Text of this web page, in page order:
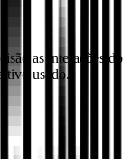
as interações do
usado.